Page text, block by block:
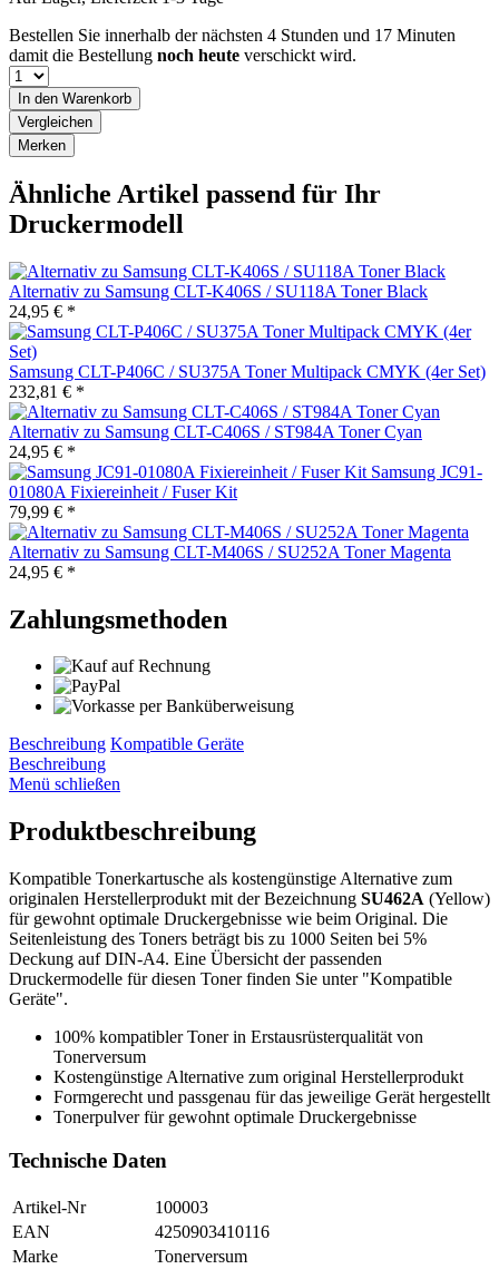
Bestellen Sie innerhalb der nächsten 4 Stunden und 17 Minuten
damit die Bestellung noch heute verschickt wird.
In den Warenkorb
Vergleichen
Merken
Ähnliche Artikel passend für Ihr
Druckermodell
Alternativ zu Samsung CLT-K406S / SU118A Toner Black
24,95 € *
Samsung CLT-P406C / SU375A Toner Multipack CMYK (4er Set)
232,81 € *
Alternativ zu Samsung CLT-C406S / ST984A Toner Cyan
24,95 € *
Samsung JC91-
01080A Fixiereinheit / Fuser Kit
79,99 € *
Alternativ zu Samsung CLT-M406S / SU252A Toner Magenta
24,95 € *
Zahlungsmethoden
Beschreibung Kompatible Geräte
Beschreibung
Menü schließen
Produktbeschreibung
Kompatible Tonerkartusche als kostengünstige Alternative zum
originalen Herstellerprodukt mit der Bezeichnung SU462A (Yellow)
für gewohnt optimale Druckergebnisse wie beim Original. Die
Seitenleistung des Toners beträgt bis zu 1000 Seiten bei 5%
Deckung auf DIN-A4. Eine Übersicht der passenden
Druckermodelle für diesen Toner finden Sie unter "Kompatible
Geräte".
100% kompatibler Toner in Erstausrüsterqualität von
Tonerversum
Kostengünstige Alternative zum original Herstellerprodukt
Formgerecht und passgenau für das jeweilige Gerät hergestellt
Tonerpulver für gewohnt optimale Druckergebnisse
Technische Daten
Artikel-Nr
100003
EAN
4250903410116
Marke
Tonerversum